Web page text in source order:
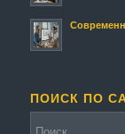
ПОИСК ПО